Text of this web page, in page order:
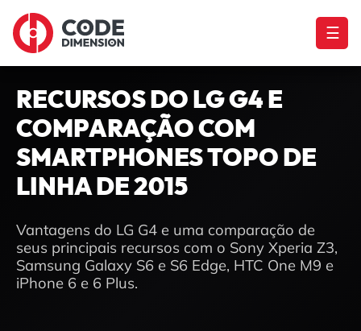
☰
RECURSOS DO LG G4 E
COMPARAÇÃO COM
SMARTPHONES TOPO DE
LINHA DE 2015
Vantagens do LG G4 e uma comparação de
seus principais recursos com o Sony Xperia Z3,
Samsung Galaxy S6 e S6 Edge, HTC One M9 e
iPhone 6 e 6 Plus.